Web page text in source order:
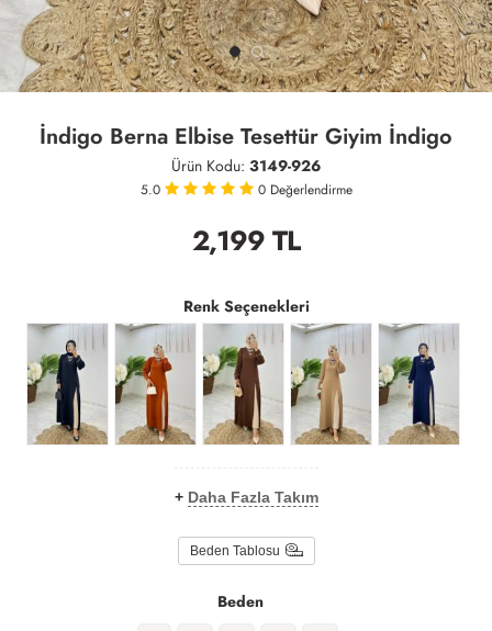
İndigo Berna Elbise Tesettür Giyim İndigo
Ürün Kodu: 3149-926
5.0 0 Değerlendirme
2,199TL
Renk Seçenekleri
+ Daha Fazla Takım
Beden Tablosu
Beden